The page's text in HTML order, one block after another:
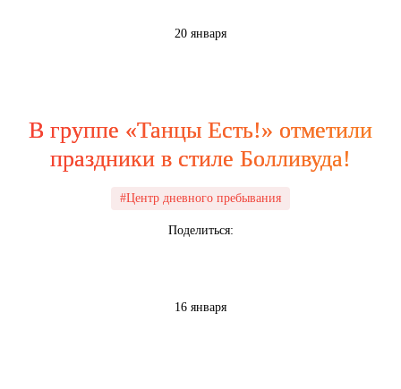
20 января
В группе «Танцы Есть!» отметили
праздники в стиле Болливуда!
#Центр дневного пребывания
Поделиться:
16 января